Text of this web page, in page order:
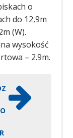
o
do 12,9m
(W).
wysokość
– 2.9m.